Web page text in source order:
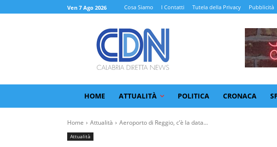
Ven 7 Ago 2026 Cosa Siamo I Contatti Tutela della Privacy Pubblicità
HOME ATTUALITÀ POLITICA CRONACA
Home Attualità Aeroporto di Reggio, c’è la data...
Attualità